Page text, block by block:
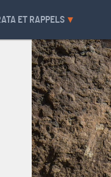
ET RAPPELS